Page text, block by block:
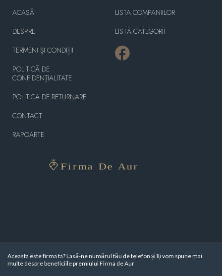
Aceasta este firma ta? Lasă-ne numărul tău de telefon și îți vom spune mai
multe despre beneficiile premiului Firma de Aur
ACASĂ
DESPRE
TERMENI ȘI CONDIȚII
POLITICĂ DE
CONFIDENȚIALITATE
POLITICA DE RETURNARE
CONTACT
RAPOARTE
LISTA COMPANIILOR
LISTĂ CATEGORII